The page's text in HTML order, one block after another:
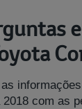
com as